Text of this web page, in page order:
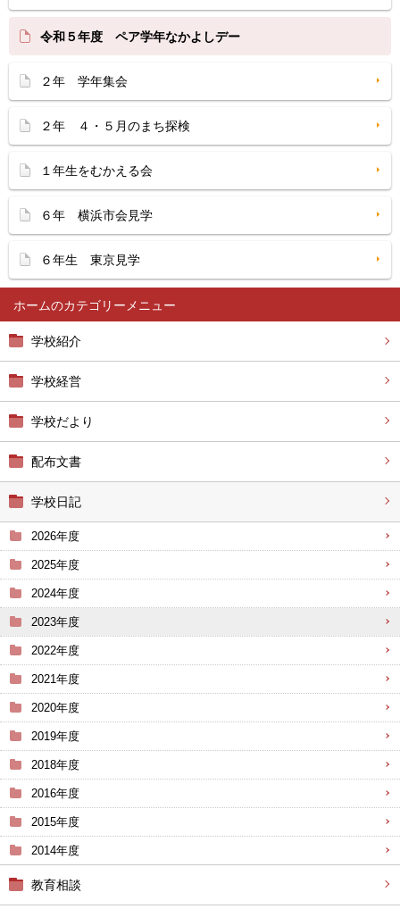
ホーム
学校紹介
学校経営
学校だより
配布文書
学校日記
2026年度
2025年度
2024年度
2023年度
2022年度
2021年度
2020年度
2019年度
2018年度
2016年度
2015年度
2014年度
教育相談
令和５年度 ペア学年なかよしデー
２年 学年集会
２年 ４・５月のまち探検
１年生をむかえる会
６年 横浜市会見学
６年生 東京見学